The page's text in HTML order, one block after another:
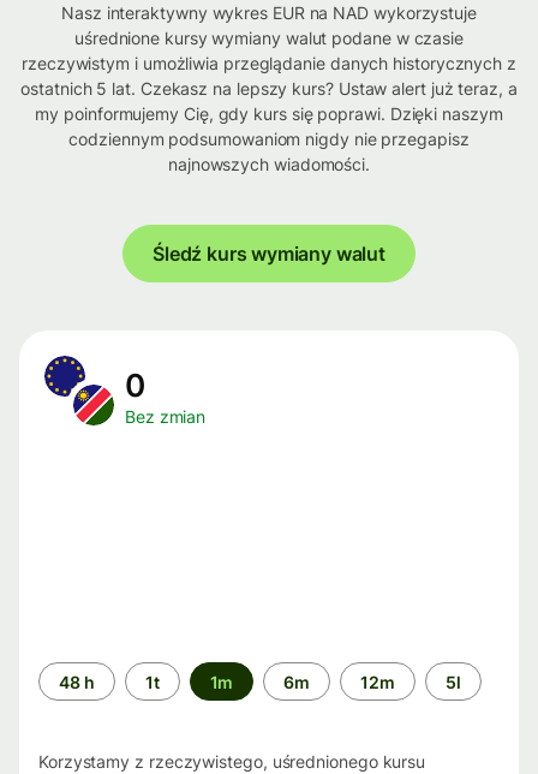
Nasz interaktywny wykres EUR na NAD wykorzystuje
uśrednione kursy wymiany walut podane w czasie
rzeczywistym i umożliwia przeglądanie danych historycznych z
ostatnich 5 lat. Czekasz na lepszy kurs? Ustaw alert już teraz, a
my poinformujemy Cię, gdy kurs się poprawi. Dzięki naszym
codziennym podsumowaniom nigdy nie przegapisz
najnowszych wiadomości.
Śledź kurs wymiany walut
0
Bez zmian
Przedział
czasu
48 h 1t 1m 6m 12m 5l
Korzystamy z rzeczywistego, uśrednionego kursu